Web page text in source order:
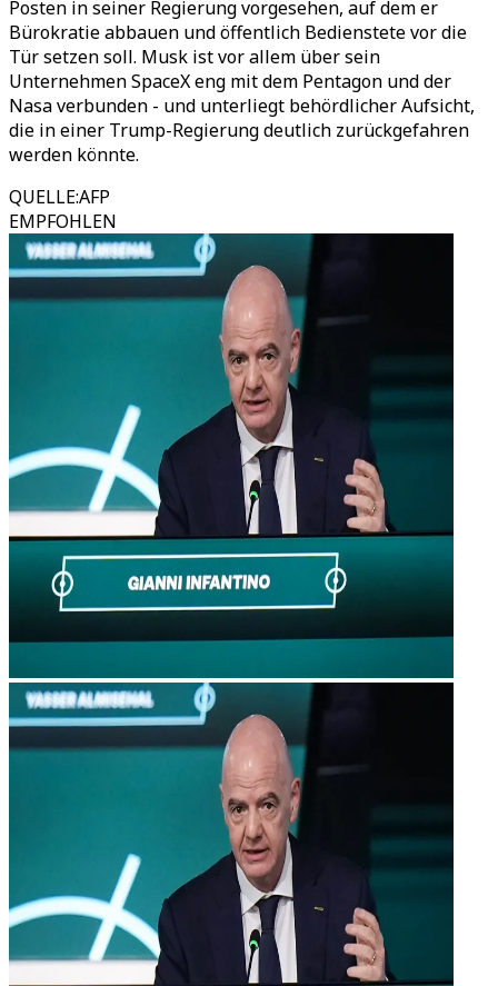
Posten in seiner Regierung vorgesehen, auf dem er
Bürokratie abbauen und öffentlich Bedienstete vor die
Tür setzen soll. Musk ist vor allem über sein
Unternehmen SpaceX eng mit dem Pentagon und der
Nasa verbunden - und unterliegt behördlicher Aufsicht,
die in einer Trump-Regierung deutlich zurückgefahren
werden könnte.
QUELLE:AFP
EMPFOHLEN